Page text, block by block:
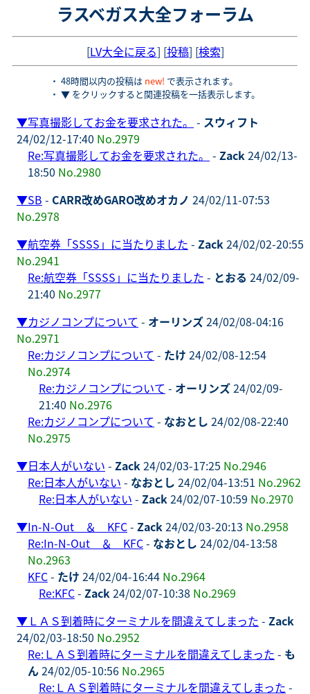
ラスベガス大全フォーラム
[LV大全に戻る] [投稿] [検索]
・ 48時間以内の投稿は new! で表示されます。
・ ▼ をクリックすると関連投稿を一括表示します。
▼写真撮影してお金を要求された。 - スウィフト
24/02/12-17:40 No.2979
Re:写真撮影してお金を要求された。 - Zack24/02/13-
18:50 No.2980
▼SB - CARR改めGARO改めオカノ 24/02/11-07:53
No.2978
▼航空券「SSSS」に当たりました - Zack24/02/02-20:55
No.2941
Re:航空券「SSSS」に当たりました - とおる 24/02/09-
21:40 No.2977
▼カジノコンプについて - オーリンズ24/02/08-04:16
No.2971
Re:カジノコンプについて - たけ 24/02/08-12:54
No.2974
Re:カジノコンプについて - オーリンズ24/02/09-
21:40 No.2976
Re:カジノコンプについて - なおとし 24/02/08-22:40
No.2975
▼日本人がいない - Zack24/02/03-17:25 No.2946
Re:日本人がいない - なおとし 24/02/04-13:51 No.2962
Re:日本人がいない - Zack24/02/07-10:59 No.2970
▼In-N-Out ＆ KFC- Zack24/02/03-20:13 No.2958
Re:In-N-Out ＆ KFC- なおとし 24/02/04-13:58
No.2963
KFC- たけ 24/02/04-16:44 No.2964
Re:KFC- Zack24/02/07-10:38 No.2969
▼ＬＡＳ到着時にターミナルを間違えてしまった - Zack
24/02/03-18:50 No.2952
Re:ＬＡＳ到着時にターミナルを間違えてしまった - も
ん24/02/05-10:56 No.2965
Re:ＬＡＳ到着時にターミナルを間違えてしまった -